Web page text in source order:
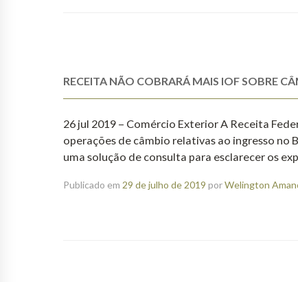
RECEITA NÃO COBRARÁ MAIS IOF SOBRE
26 jul 2019 – Comércio Exterior A Receita
operações de câmbio relativas ao ingresso no
uma solução de consulta para esclarecer os
Publicado em 29 de julho de 2019 porWelington